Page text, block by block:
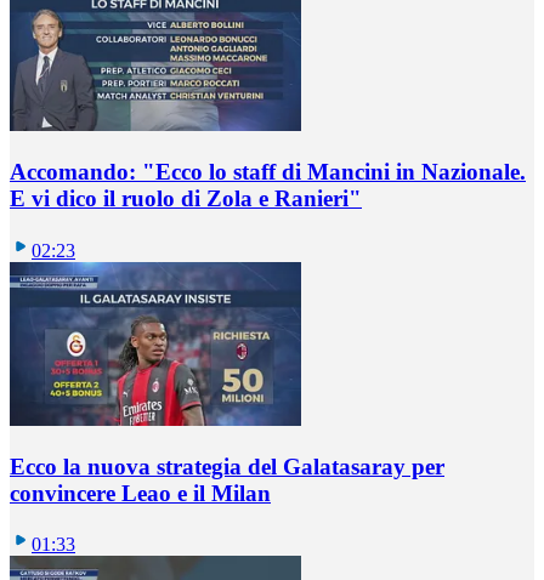
Accomando: "Ecco lo staff di Mancini in Nazionale.
E vi dico il ruolo di Zola e Ranieri"
02:23
Ecco la nuova strategia del Galatasaray per
convincere Leao e il Milan
01:33